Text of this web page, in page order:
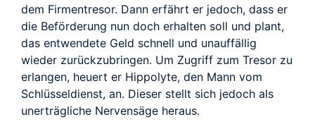
dem Firmentresor. Dann erfährt er jedoch, dass er
die Beförderung nun doch erhalten soll und plant,
das entwendete Geld schnell und unauffällig
wieder zurückzubringen. Um Zugriff zum Tresor zu
erlangen, heuert er Hippolyte, den Mann vom
Schlüsseldienst, an. Dieser stellt sich jedoch als
unerträgliche Nervensäge heraus.